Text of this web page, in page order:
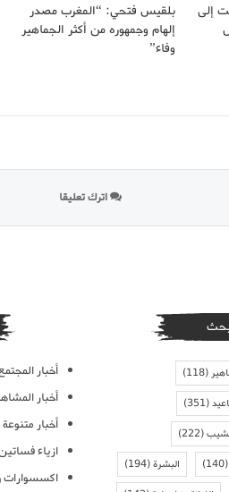
إلى
بلقيس فتحي: “المغرب مصدر
إلهام وجمهوره من أكثر الجماهير
وفاء”
اترك تعليقا
(118)
(351)
(222)
البشرة(194)
أخبار
أخبار
أخبار متنوعة
ازياء
اكسسوارات